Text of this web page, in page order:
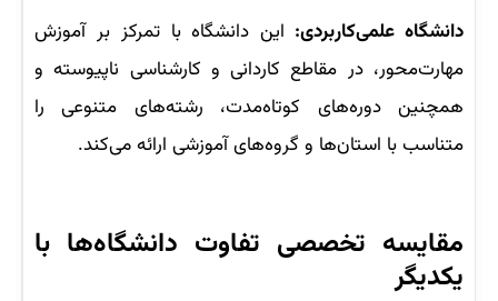
دانشگاه‌ علمی‌کاربردی: این دانشگاه با تمرکز بر آموزش
مهارت‌محور، در مقاطع کاردانی و کارشناسی ناپیوسته و
همچنین دوره‌های کوتاه‌مدت، رشته‌های متنوعی را
متناسب با استان‌ها و گروه‌های آموزشی ارائه می‌کند.
مقایسه تخصصی تفاوت دانشگاه‌ها با
یکدیگر